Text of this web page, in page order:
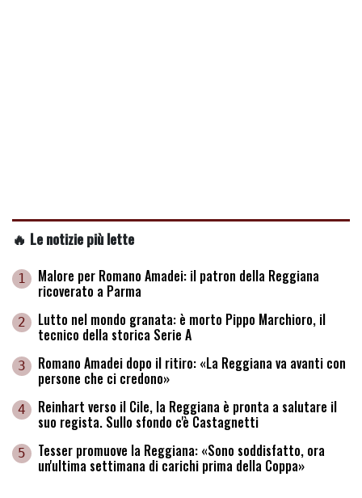
🔥 Le notizie più lette
1 Malore per Romano Amadei: il patron della Reggiana
ricoverato a Parma
2 Lutto nel mondo granata: è morto Pippo Marchioro, il
tecnico della storica Serie A
3 Romano Amadei dopo il ritiro: «La Reggiana va avanti con
persone che ci credono»
4 Reinhart verso il Cile, la Reggiana è pronta a salutare il
suo regista. Sullo sfondo c'è Castagnetti
5 Tesser promuove la Reggiana: «Sono soddisfatto, ora
un'ultima settimana di carichi prima della Coppa»